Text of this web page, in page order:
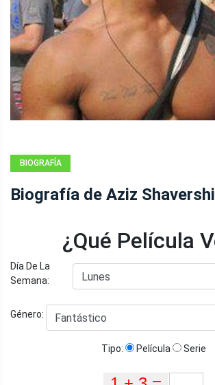
BIOGRAFÍA
Biografía de Aziz
¿Qué Película
Día De La
Semana:
Género:
Tipo: Película Serie